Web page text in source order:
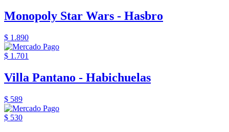
Monopoly Star Wars - Hasbro
$ 1.890
$ 1.701
Villa Pantano - Habichuelas
$ 589
$ 530